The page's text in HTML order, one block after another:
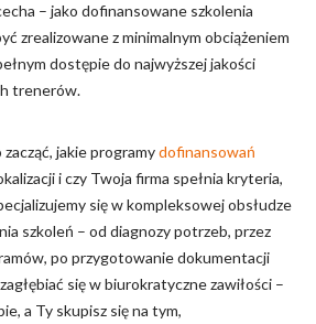
– jako dofinansowane szkolenia
zrealizowane z minimalnym obciążeniem
dostępie do najwyższej jakości
trenerów.
zacząć, jakie programydofinansowań
i czy Twoja firma spełnia kryteria,
się w kompleksowej obsłudze
szkoleń – od diagnozy potrzeb, przez
po przygotowanie dokumentacji
się w biurokratyczne zawiłości –
a Ty skupisz się na tym,